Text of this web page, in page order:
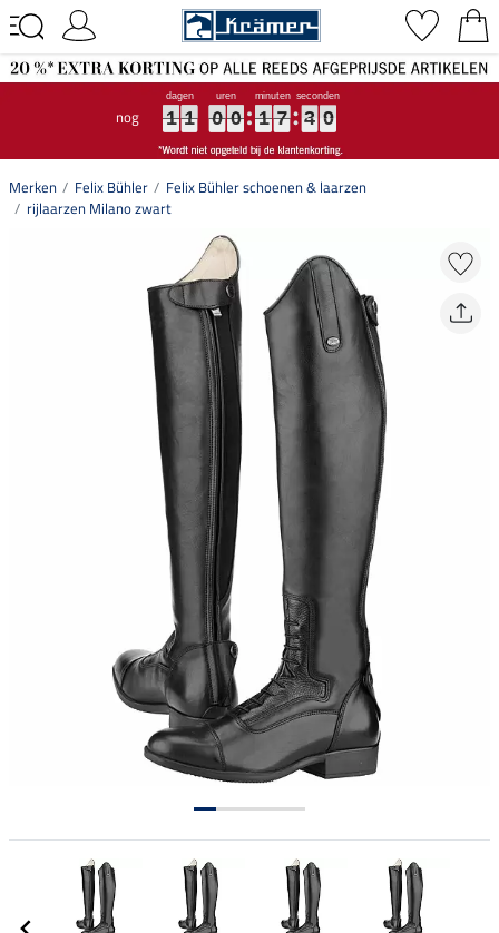
nog 1
1
1
1 1
1
1
1 0
0
0
0 0
0
0
0 1
1
1
1 7
7
7
7 3
3
3
3 9
9
9
9
Merken Felix Bühler
Felix Bühler schoenen & laarzen
rijlaarzen Milano zwart